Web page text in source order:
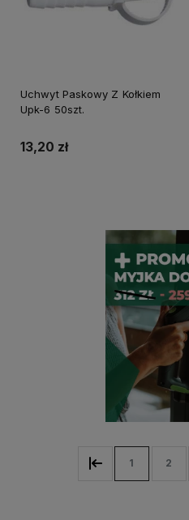
Uchwyt Paskowy Z Kołkiem
Upk-6 50szt.
13,20 zł
1 2